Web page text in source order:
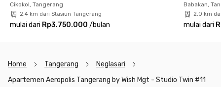
Cikokol, Tangerang
2.4 km dari Stasiun Tangerang
mulai dari Rp3.750.000 /bulan
Babakan,
2.0 km
mulai dari
Home Tangerang
Neglasari
Apartemen Aeropolis Tangerang by Wish Mgt - Studio Twin #11